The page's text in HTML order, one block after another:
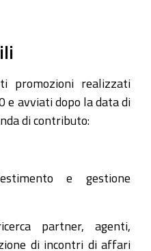
promozioni realizzati
e avviati dopo la data di
di contributo:
e gestione
partner, agenti,
di incontri di affari